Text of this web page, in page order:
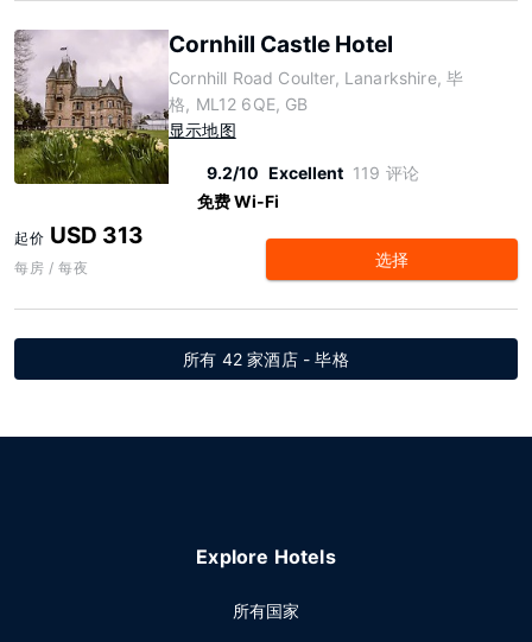
Cornhill Castle Hotel
Cornhill Road Coulter, Lanarkshire, 毕
格, ML12 6QE, GB
显示地图
9.2/10 Excellent 119 评论
免费 Wi-Fi
起价 USD 313
每房 / 每夜 选择
所有 42 家酒店 - 毕格
Explore Hotels
所有国家